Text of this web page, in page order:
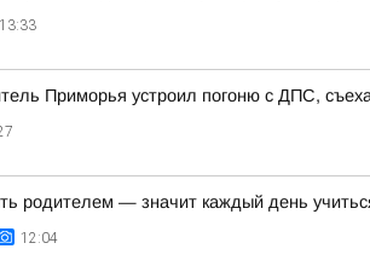
13:33
Приморья устроил погоню с ДПС,
родителем — значит каждый день
12:04